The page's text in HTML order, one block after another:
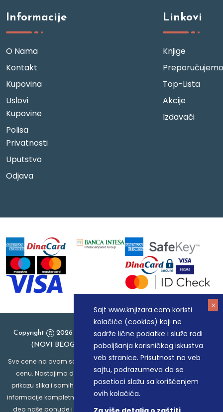
Sajt www.knjizara.com koristi
kolačiće (cookies) koji ne
sadrže lične podatke i služe radi
poboljšanja korisničkog iskustva
veb stranice. Prisutnost na veb
sajtu, podrazumeva da se
posetioci slažu sa korišćenjem
ovih kolačića.
Informacije
O Nama
Kontakt
Kupovina
Uslovi
Kupovine
Polisa
Privatnosti
Uputstvo
Odjava
Linkovi
Knjige
Preporučujemo
Top-Lista
Akcije
Izdavači
Copyright
2026 Knjizara.com - MAKART DOO BEOGRAD
(NOVI BEOGRAD), PIB: 105184104, MB: 20337524
Sve cene na ovom sajtu iskazane su u dinarima. PDV je uračunat u
cenu. Nastojimo da budemo što precizniji u opisu proizvoda,
prikazu slika i samih cena, ali ne možemo garantovati da su sve
informacije kompletne i bez grešaka. Svi artikli prikazani na sajtu su
deo naše ponude i ne podrazumeva da su dostupni u svakom